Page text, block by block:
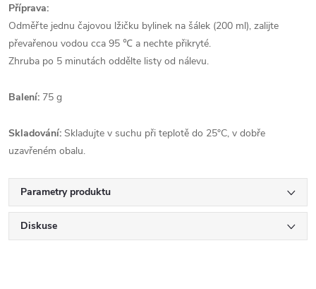
Příprava:
Odměřte jednu čajovou lžičku bylinek na šálek (200 ml), zalijte
převařenou vodou cca 95 ℃ a nechte přikryté.
Zhruba po 5 minutách oddělte listy od nálevu.
Balení: 75 g
Skladování: Skladujte v suchu při teplotě do 25°C, v dobře
uzavřeném obalu.
Parametry produktu
Diskuse